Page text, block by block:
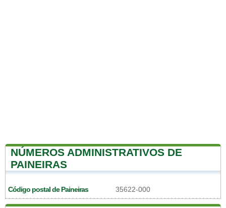
NÚMEROS ADMINISTRATIVOS DE
PAINEIRAS
Código postal de Paineiras 35622-000